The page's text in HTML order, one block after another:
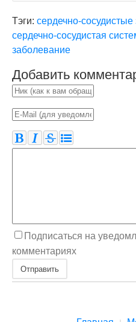
Тэги: сердечно-
сердечно-сосудистая
заболевание
Добавить
Подписаться на
комментариях
Отправить